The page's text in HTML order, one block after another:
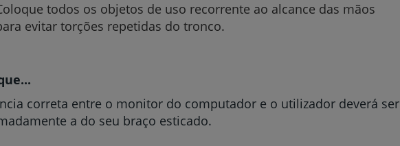
CUF Academic Center
Sobre nós
Contacte-nos
todos os objetos de uso recorrente ao alcance das mãos
evitar torções repetidas do tronco.
correta entre o monitor do computador e o utilizador deverá ser
a do seu braço esticado.